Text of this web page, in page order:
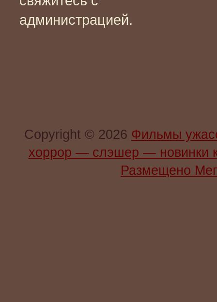
администрацией.
Copyright © 2026 Фильмы
хоррор — слэшер —
Размещено